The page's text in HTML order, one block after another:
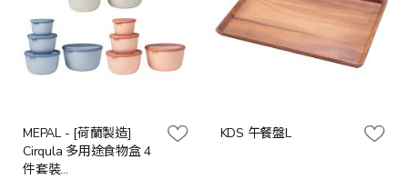
MEPAL - [荷蘭製造]
Cirqula 多用途食物盒 4
件套裝
KDS 午餐盤L